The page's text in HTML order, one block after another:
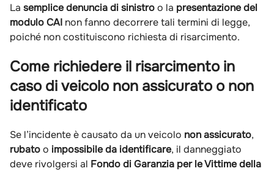
La semplice denuncia di sinistroo la presentazione del
modulo CAI non fanno decorrere tali termini di legge,
poiché non costituiscono richiesta di risarcimento.
Come richiedere il risarcimento in
caso di veicolo non assicurato o non
identificato
Se l’incidente è causato da un veicolo non assicurato,
rubatoo impossibile da identificare, il danneggiato
deve rivolgersi al Fondo di Garanzia per le Vittime della